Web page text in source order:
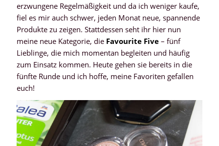
erzwungene Regelmäßigkeit und da ich weniger kaufe,
fiel es mir auch schwer, jeden Monat neue, spannende
Produkte zu zeigen. Stattdessen seht ihr hier nun
meine neue Kategorie, die Favourite Five– fünf
Lieblinge, die mich momentan begleiten und häufig
zum Einsatz kommen. Heute gehen sie bereits in die
fünfte Runde und ich hoffe, meine Favoriten gefallen
euch!